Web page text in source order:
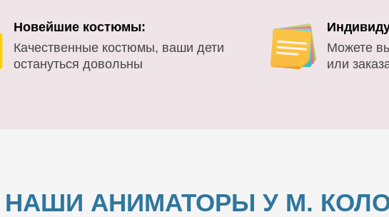
Новейшие костюмы:
Качественные костюмы, ваши дети
остануться довольны
Можете
или
НАШИ АНИМАТОРЫ У М.